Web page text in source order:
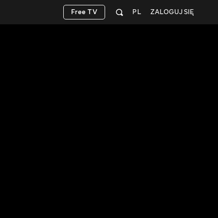
ZALOGUJ SIĘ
PL
Free TV